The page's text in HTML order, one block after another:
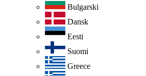
Bulgarski
Dansk
Eesti
Suomi
Greece